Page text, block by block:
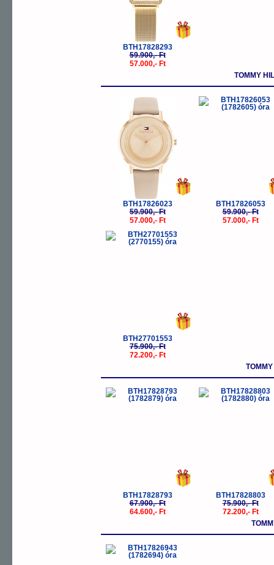
BTH17828293
59.900,- Ft
57.000,- Ft
TOMMY
BTH17826023
59.900,- Ft
57.000,- Ft
-
BTH17826053
59.900,- Ft
57.000,- Ft
-5%
BTH27701553
75.900,- Ft
72.200,- Ft
-5%
BTH17828793
67.900,- Ft
64.600,- Ft
-
BTH17828803
75.900,- Ft
72.200,- Ft
-5%